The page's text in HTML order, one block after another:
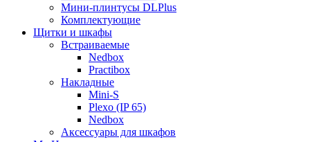
Мини-плинтусы DLPlus
Комплектующие
Щитки и шкафы
Встраиваемые
Nedbox
Practibox
Накладные
Mini-S
Plexo (IP 65)
Nedbox
Аксессуары для шкафов